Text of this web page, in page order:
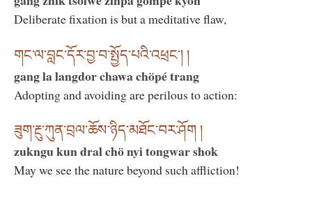
Deliberate fixation is but a meditative flaw,
གང་ལ་བླང་དོར་བྱ་བ་སྤྱོད་པའི་འཕྲང་། །
gang la langdor chawa chöpé trang
Adopting and avoiding are perilous to action:
ཟུག་རྔུ་ཀུན་བྲལ་ཆོས་ཉིད་མཐོང་བར་ཤོག །
zukngu kun dral chö nyi tongwar shok
May we see the nature beyond such affliction!